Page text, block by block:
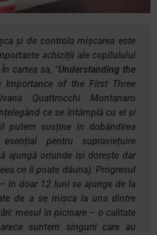
și de controla mișcarea este
achiziții ale copilulului
cartea sa, ”Understanding the
Importance of the First Three
Quattrocchi Montanaro
ce se întâmplă cu el și
putem susține în dobândirea
pentru supraviețuire
ajungă oriunde își dorește dar
ce îi poate dăuna). Progresul
în doar 12 luni se ajunge de la
de a se mișca la una dintre
mesul în picioare – o calitate
suntem singurii care au